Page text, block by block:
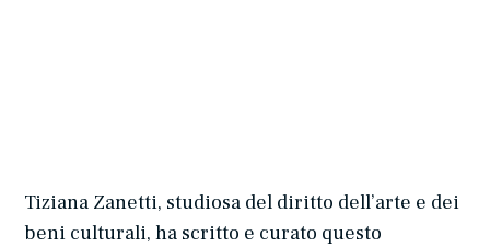
Tiziana Zanetti, studiosa del diritto dell’arte e dei
beni culturali, ha scritto e curato questo